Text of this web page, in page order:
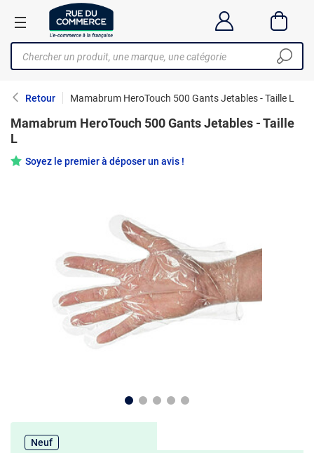
Retour Mamabrum HeroTouch 500 Gants Jetables - Taille L
Mamabrum HeroTouch 500 Gants Jetables - Taille
L
Soyez le premier à déposer un avis !
Neuf